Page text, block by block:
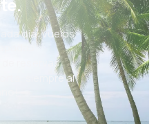
día: vuelos,
de reservas
siempre al